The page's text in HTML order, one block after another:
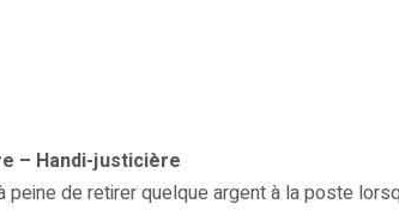
– Handi-justicière
peine de retirer quelque argent à la poste